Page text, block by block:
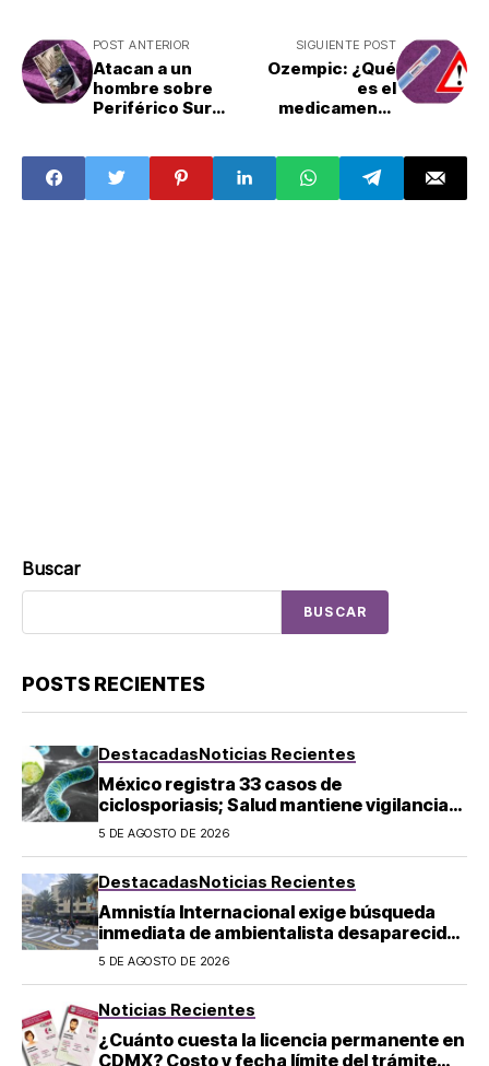
POST ANTERIOR
Atacan a un
hombre sobre
Periférico Sur
SIGUIENTE POST
Ozempic: ¿Qué
es el
medicamento
de peso?
Buscar
BUSCAR
POSTS RECIENTES
DestacadasNoticias Recientes
México registra 33 casos de
ciclosporiasis; Salud mantiene vigilancia
epidemiológica
5 DE AGOSTO DE 2026
DestacadasNoticias Recientes
Amnistía Internacional exige búsqueda
inmediata de ambientalista desaparecido
en Michoacán
5 DE AGOSTO DE 2026
Noticias Recientes
¿Cuánto cuesta la licencia permanente en
CDMX? Costo y fecha límite del trámite